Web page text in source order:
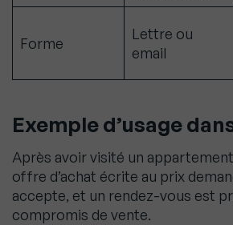
Forme
Lettre ou
email
Exemple d’usage
Après avoir visité un
offre d’achat écrite au prix
accepte, et un rendez-vous est
compromis de vente.